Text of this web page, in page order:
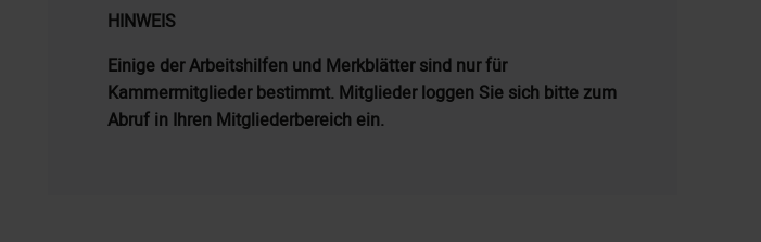
HINWEIS
Einige der Arbeitshilfen und Merkblätter sind nur für
Kammermitglieder bestimmt. Mitglieder loggen Sie sich bitte zum
Abruf in Ihren Mitgliederbereich ein.